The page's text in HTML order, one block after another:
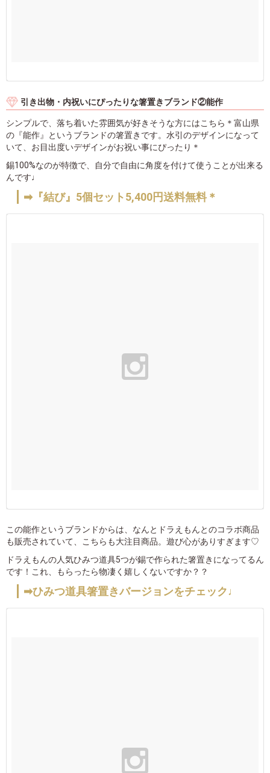
引き出物・内祝いにぴったりな箸置きブランド②能作
シンプルで、落ち着いた雰囲気が好きそうな方にはこちら＊富山県
の『能作』というブランドの箸置きです。水引のデザインになって
いて、お目出度いデザインがお祝い事にぴったり＊
錫100%なのが特徴で、自分で自由に角度を付けて使うことが出来る
んです♩
➡『結び』5個セット5,400円送料無料＊
この能作というブランドからは、なんとドラえもんとのコラボ商品
も販売されていて、こちらも大注目商品。遊び心がありすぎます♡
ドラえもんの人気ひみつ道具5つが錫で作られた箸置きになってるん
です！これ、もらったら物凄く嬉しくないですか？？
➡ひみつ道具箸置きバージョンをチェック♩